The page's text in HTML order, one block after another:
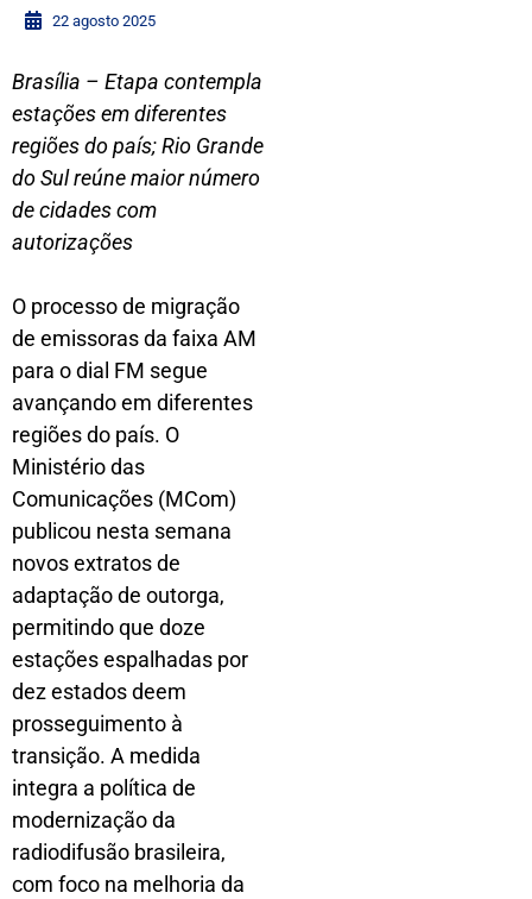
22 agosto 2025
Brasília – Etapa contempla
estações em diferentes
regiões do país; Rio Grande
do Sul reúne maior número
de cidades com
autorizações
O processo de migração
de emissoras da faixa AM
para o dial FM segue
avançando em diferentes
regiões do país. O
Ministério das
Comunicações (MCom)
publicou nesta semana
novos extratos de
adaptação de outorga,
permitindo que doze
estações espalhadas por
dez estados deem
prosseguimento à
transição. A medida
integra a política de
modernização da
radiodifusão brasileira,
com foco na melhoria da